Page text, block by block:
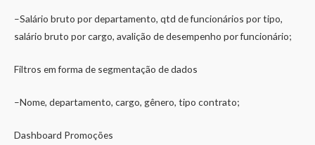
–Salário bruto por departamento, qtd de funcionários por tipo,
salário bruto por cargo, avalição de desempenho por funcionário;
Filtros em forma de segmentação de dados
–Nome, departamento, cargo, gênero, tipo contrato;
Dashboard Promoções